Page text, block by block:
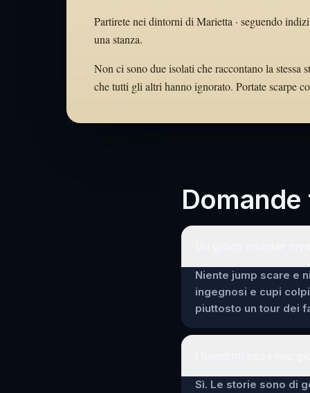
Partirete nei dintorni di Marietta · seguendo
una stanza.
Non ci sono due isolati che raccontano la stessa
che tutti gli altri hanno ignorato. Portate scarpe
Niente jump scare e
ingegnosi e cupi
piuttosto un tour dei
Sì. Le storie sono di